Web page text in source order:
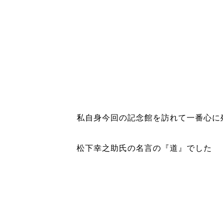
私自身今回の記念館を訪れて一番心に
松下幸之助氏の名言の『道』でした